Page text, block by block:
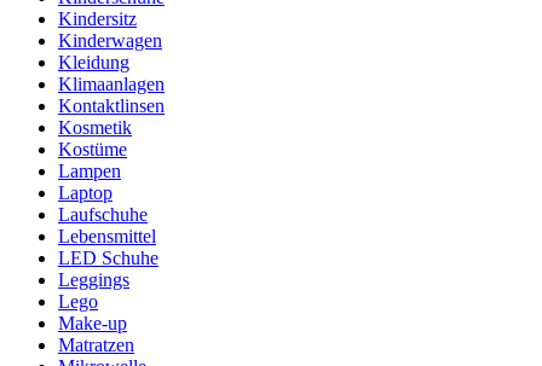
Kindersitz
Kinderwagen
Kleidung
Klimaanlagen
Kontaktlinsen
Kosmetik
Kostüme
Lampen
Laptop
Laufschuhe
Lebensmittel
LED Schuhe
Leggings
Lego
Make-up
Matratzen